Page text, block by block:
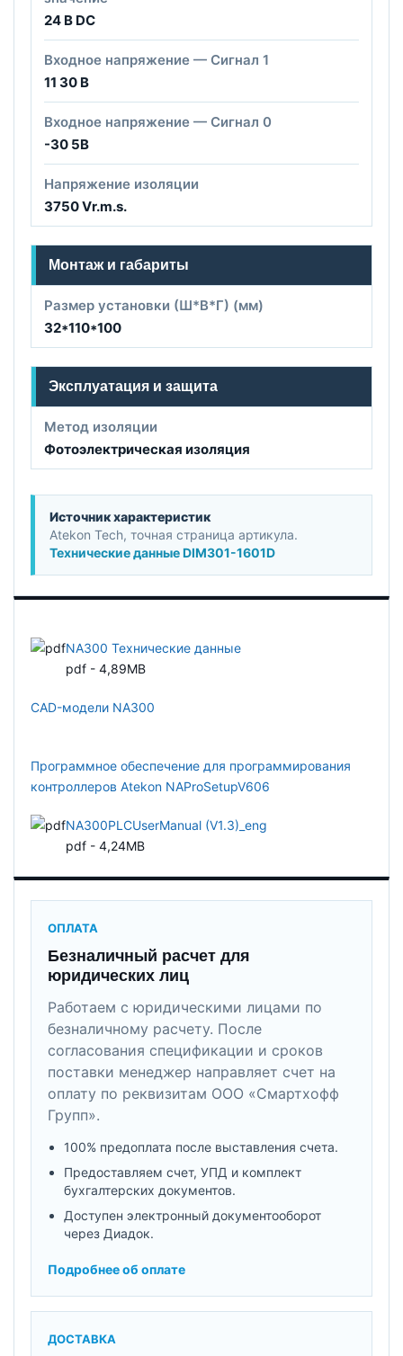
24 В DC
Входное напряжение — Сигнал 1
11 30 В
Входное напряжение — Сигнал 0
-30 5В
Напряжение изоляции
3750 Vr.m.s.
Монтаж и габариты
Размер установки (Ш*В*Г) (мм)
32*110*100
Эксплуатация и защита
Метод изоляции
Фотоэлектрическая изоляция
Источник характеристик
Atekon Tech, точная страница артикула.
Технические данные DIM301-1601D
NA300 Технические данные
pdf - 4,89MB
CAD-модели NA300
Программное обеспечение для программирования
контроллеров Atekon NAProSetupV606
NA300PLCUserManual (V1.3)_eng
pdf - 4,24MB
ОПЛАТА
Безналичный расчет для
юридических лиц
Работаем с юридическими лицами по
безналичному расчету. После
согласования спецификации и сроков
поставки менеджер направляет счет на
оплату по реквизитам ООО «Смартхофф
Групп».
100% предоплата после выставления счета.
Предоставляем счет, УПД и комплект
бухгалтерских документов.
Доступен электронный документооборот
через Диадок.
Подробнее об оплате
ДОСТАВКА